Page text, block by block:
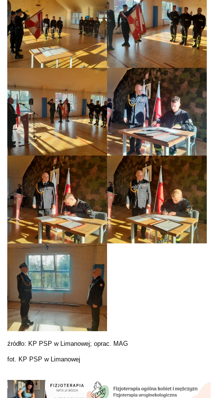
źródło: KP PSP w Limanowej; oprac. MAG
fot. KP PSP w Limanowej